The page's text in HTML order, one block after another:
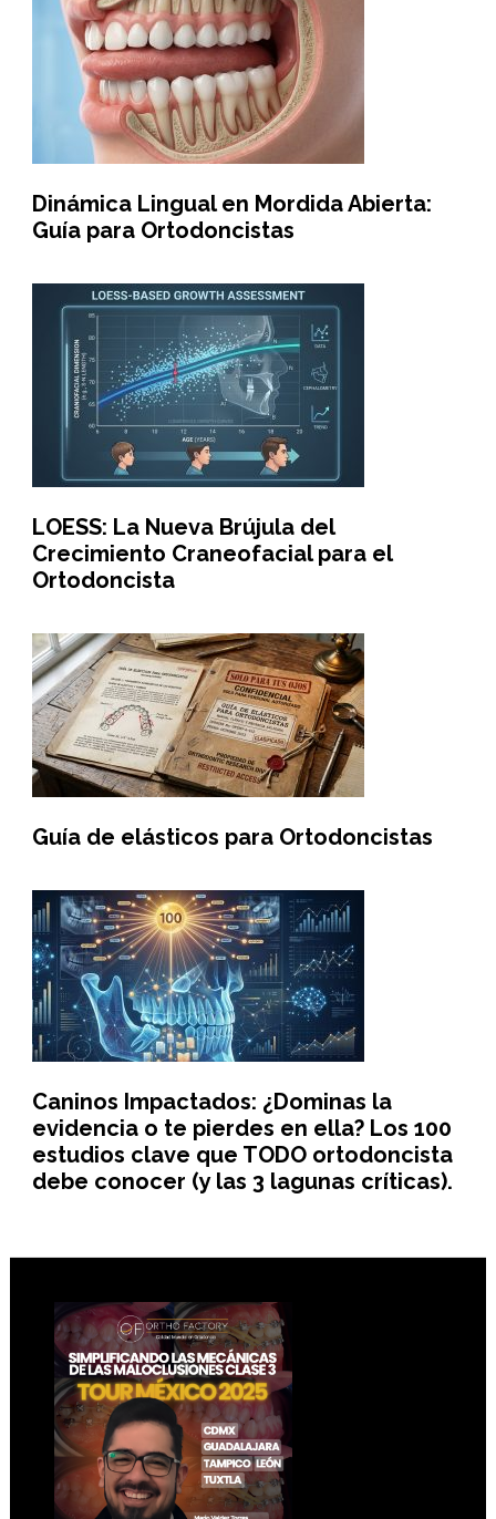
Dinámica Lingual en Mordida Abierta:
Guía para Ortodoncistas
LOESS: La Nueva Brújula del
Crecimiento Craneofacial para el
Ortodoncista
Guía de elásticos para Ortodoncistas
Caninos Impactados: ¿Dominas la
evidencia o te pierdes en ella? Los 100
estudios clave que TODO ortodoncista
debe conocer (y las 3 lagunas críticas).
Footer